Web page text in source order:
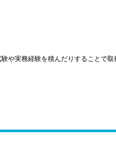
や実務経験を積んだりすることで取